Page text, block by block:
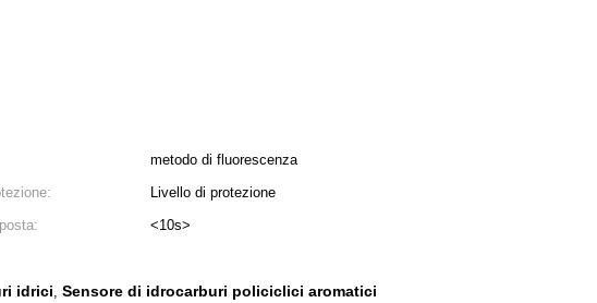
metodo di fluorescenza
Livello di protezione
<10s>
idrici, Sensore di idrocarburi policiclici aromatici